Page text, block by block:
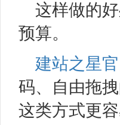
这样做的
预算。
建站之星
码、自由拖
这类方式更